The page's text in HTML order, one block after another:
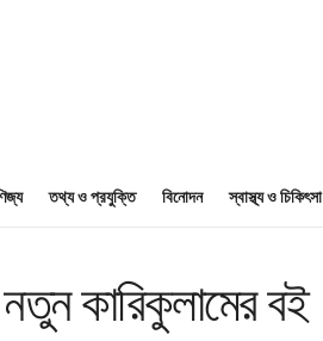
তথ্য ও প্রযুক্তি বিনোদন স্বাস্থ্য ও চিকিৎসা
নতুন কারিকুলামের বই